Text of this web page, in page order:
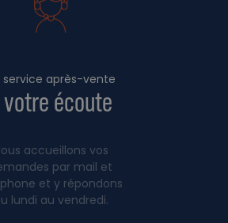
service après-vente
écoute
accueillons vos
par mail et
et y répondons
lundi au vendredi.